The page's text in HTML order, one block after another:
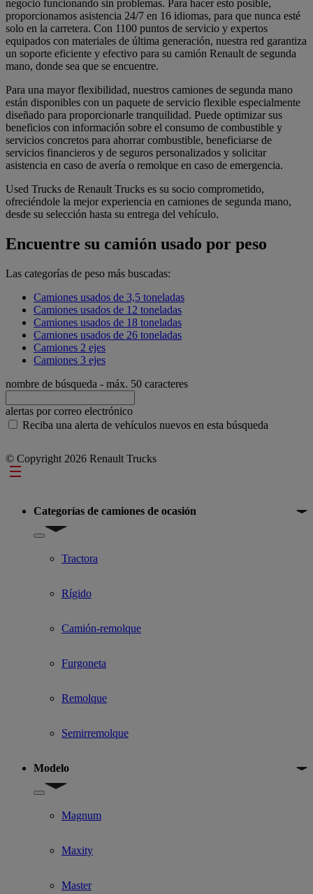
negocio funcionando sin problemas. Para hacer esto posible,
proporcionamos asistencia 24/7 en 16 idiomas, para que nunca esté
solo en la carretera. Con 1100 puntos de servicio y expertos
equipados con materiales de última generación, nuestra red garantiza
un soporte eficiente y efectivo para su camión Renault de segunda
mano, donde sea que se encuentre.
Para una mayor flexibilidad, nuestros camiones de segunda mano
están disponibles con un paquete de servicio flexible especialmente
diseñado para proporcionarle tranquilidad. Puede optimizar sus
beneficios con información sobre el consumo de combustible y
servicios concretos para ahorrar combustible, beneficiarse de
servicios financieros y de seguros personalizados y solicitar
asistencia en caso de avería o remolque en caso de emergencia.
Used Trucks de Renault Trucks es su socio comprometido,
ofreciéndole la mejor experiencia en camiones de segunda mano,
desde su selección hasta su entrega del vehículo.
Encuentre su camión usado por peso
Las categorías de peso más buscadas:
Camiones usados de 3,5 toneladas
Camiones usados de 12 toneladas
Camiones usados de 18 toneladas
Camiones usados de 26 toneladas
Camiones 2 ejes
Camiones 3 ejes
nombre de búsqueda - máx. 50 caracteres
alertas por correo electrónico
Reciba una alerta de vehículos nuevos en esta búsqueda
© Copyright 2026 Renault Trucks
Footer
Categorías de camiones de ocasión
Show submenu for Categorías de camiones de ocasión
Tractora
Rígido
Camión-remolque
Furgoneta
Remolque
Semirremolque
Modelo
Show submenu for Modelo
Magnum
Maxity
Master